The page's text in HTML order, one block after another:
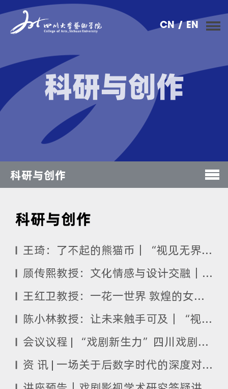
/ EN
CN
科研与创作
科研与创作
科研与创作
王琦：了不起的熊猫币｜“视见无界”：四川大学艺术学院交叉学科设计学系列学术讲座
顾传熙教授：文化情感与设计交融｜“视见无界”：四川大学艺术学院交叉学科设计学系列学术讲座
王红卫教授：一花一世界 敦煌的女儿——常沙娜 ｜“视见无界”：四川大学艺术学院交叉学科设计学系列学术讲座
陈小林教授：让未来触手可及｜“视见无界”：四川大学艺术学院交叉学科设计学系列学术讲座
会议议程 | “戏剧新生力”四川戏剧艺术大学生评论暨第二届艺术学科研究生学术论坛
资 讯 | 一场关于后数字时代的深度对话：托尼·布朗教授讲座圆满成功